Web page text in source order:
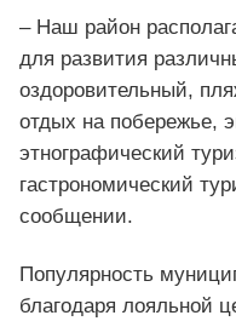
– Наш район
для развития
оздоровительный,
отдых на побережье,
этнографический
гастрономический
сообщении.
Популярность
благодаря лояльной